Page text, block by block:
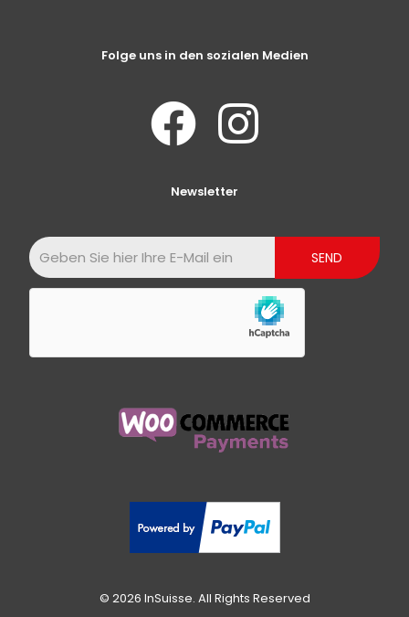
Folge uns in den sozialen Medien
Newsletter
© 2026 InSuisse. All Rights Reserved